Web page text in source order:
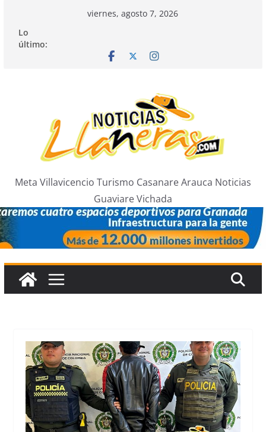
contenido
viernes, agosto 7, 2026
Lo
último:
Meta Villavicencio Turismo Casanare Arauca Noticias
Guaviare Vichada